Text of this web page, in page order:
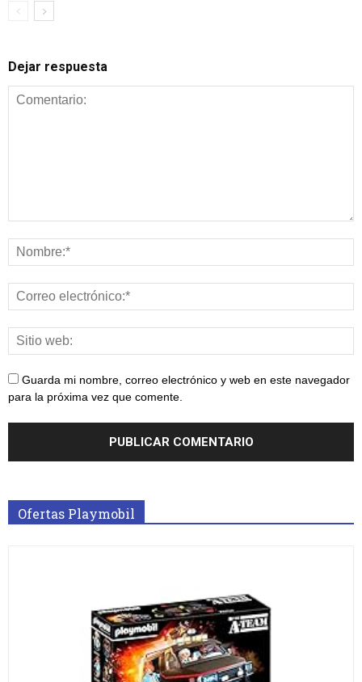
Dejar respuesta
Guarda mi nombre, correo electrónico y web en este navegador
para la próxima vez que comente.
Ofertas Playmobil